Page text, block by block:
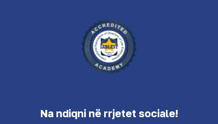
Na ndiqni në rrjetet sociale!